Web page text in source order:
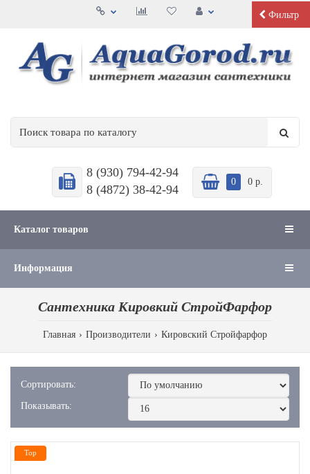
Фильтр
8 (930) 794-42-94
8 (4872) 38-42-94
0 0 р.
Каталог товаров
Информация
Сантехника Кировкий СтройФарфор
Главная Производители Кировский Стройфарфор
Сортировать:
Показывать:
Top